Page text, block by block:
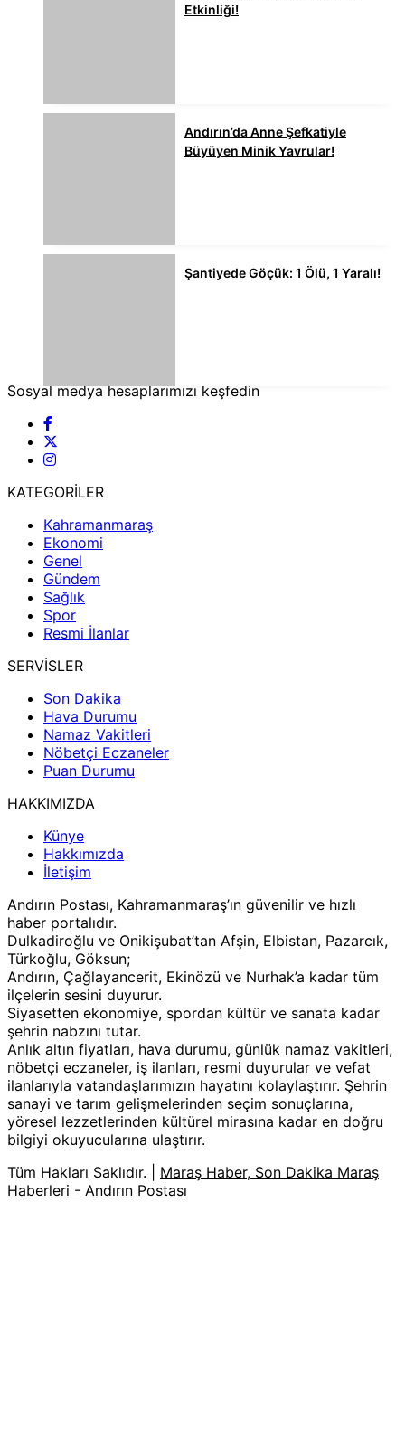
Etkinliği!
Andırın’da Anne Şefkatiyle
Büyüyen Minik Yavrular!
Şantiyede Göçük: 1 Ölü, 1 Yaralı!
Sosyal medya hesaplarımızı keşfedin
KATEGORİLER
Kahramanmaraş
Ekonomi
Genel
Gündem
Sağlık
Spor
Resmi İlanlar
SERVİSLER
Son Dakika
Hava Durumu
Namaz Vakitleri
Nöbetçi Eczaneler
Puan Durumu
HAKKIMIZDA
Künye
Hakkımızda
İletişim
Andırın Postası, Kahramanmaraş’ın güvenilir ve hızlı
haber portalıdır.
Dulkadiroğlu ve Onikişubat’tan Afşin, Elbistan, Pazarcık,
Türkoğlu, Göksun;
Andırın, Çağlayancerit, Ekinözü ve Nurhak’a kadar tüm
ilçelerin sesini duyurur.
Siyasetten ekonomiye, spordan kültür ve sanata kadar
şehrin nabzını tutar.
Anlık altın fiyatları, hava durumu, günlük namaz vakitleri,
nöbetçi eczaneler, iş ilanları, resmi duyurular ve vefat
ilanlarıyla vatandaşlarımızın hayatını kolaylaştırır. Şehrin
sanayi ve tarım gelişmelerinden seçim sonuçlarına,
yöresel lezzetlerinden kültürel mirasına kadar en doğru
bilgiyi okuyucularına ulaştırır.
Tüm Hakları Saklıdır. | Maraş Haber, Son Dakika Maraş
Haberleri - Andırın Postası